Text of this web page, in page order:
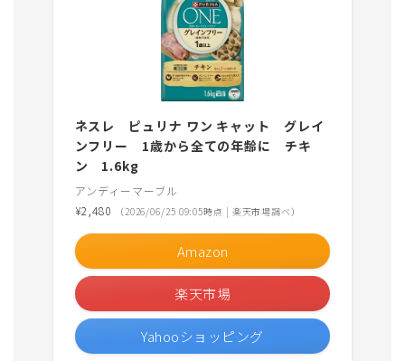
ネスレ ピュリナ ワン キャット グレイ
ンフリー 1歳から全ての年齢に チキ
ン 1.6kg
アンディーマーブル
¥2,480
（2026/06/25 09:05時点 | 楽天市場調べ）
Amazon
楽天市場
Yahooショッピング